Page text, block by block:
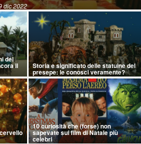
dic 2022
del
il Storia e significato delle statuine del
presepe: le conosci veramente?
10 curiosità che (forse) non
sapevate sui film di Natale più
celebri